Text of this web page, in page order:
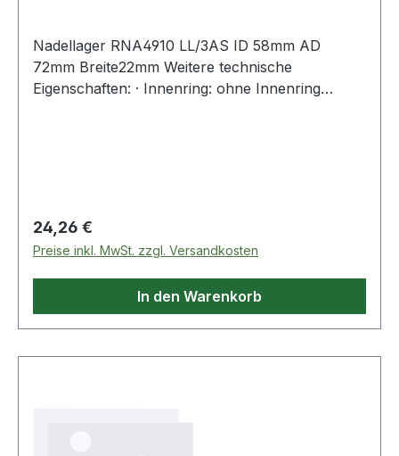
Nadellager RNA4910 LL/3AS ID 58mm AD
72mm Breite22mm Weitere technische
Eigenschaften: · Innenring: ohne Innenring
Regulärer Preis:
24,26 €
Preise inkl. MwSt. zzgl. Versandkosten
In den Warenkorb